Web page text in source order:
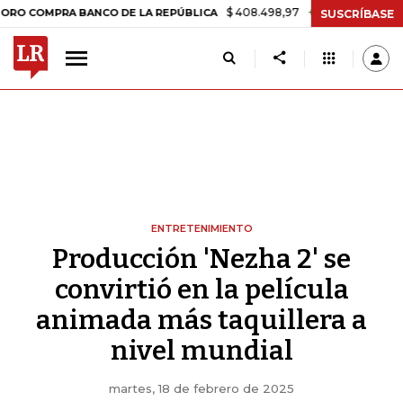
BANCO DE LA REPÚBLICA $ 408.498,97 +$ 8.753,81 +2,19%
SUSCRÍBASE
ENTRETENIMIENTO
Producción 'Nezha 2' se
convirtió en la película
animada más taquillera a
nivel mundial
martes, 18 de febrero de 2025